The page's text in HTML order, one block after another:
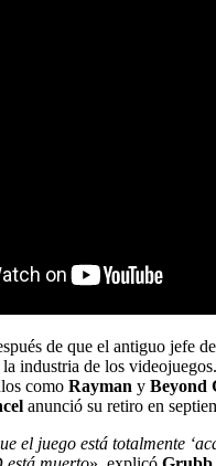
de que el antiguo jefe
la industria de los videojuegos.
como Rayman y Beyond
anunció su retiro en
el juego está totalmente